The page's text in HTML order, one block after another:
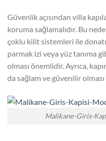
Güvenlik açısından villa
koruma sağlamalıdır. Bu
çoklu kilit sistemleri ile
parmak izi veya yüz tanıma
olması önemlidir. Ayrıca,
da sağlam ve güvenilir
Malikane-Giris-